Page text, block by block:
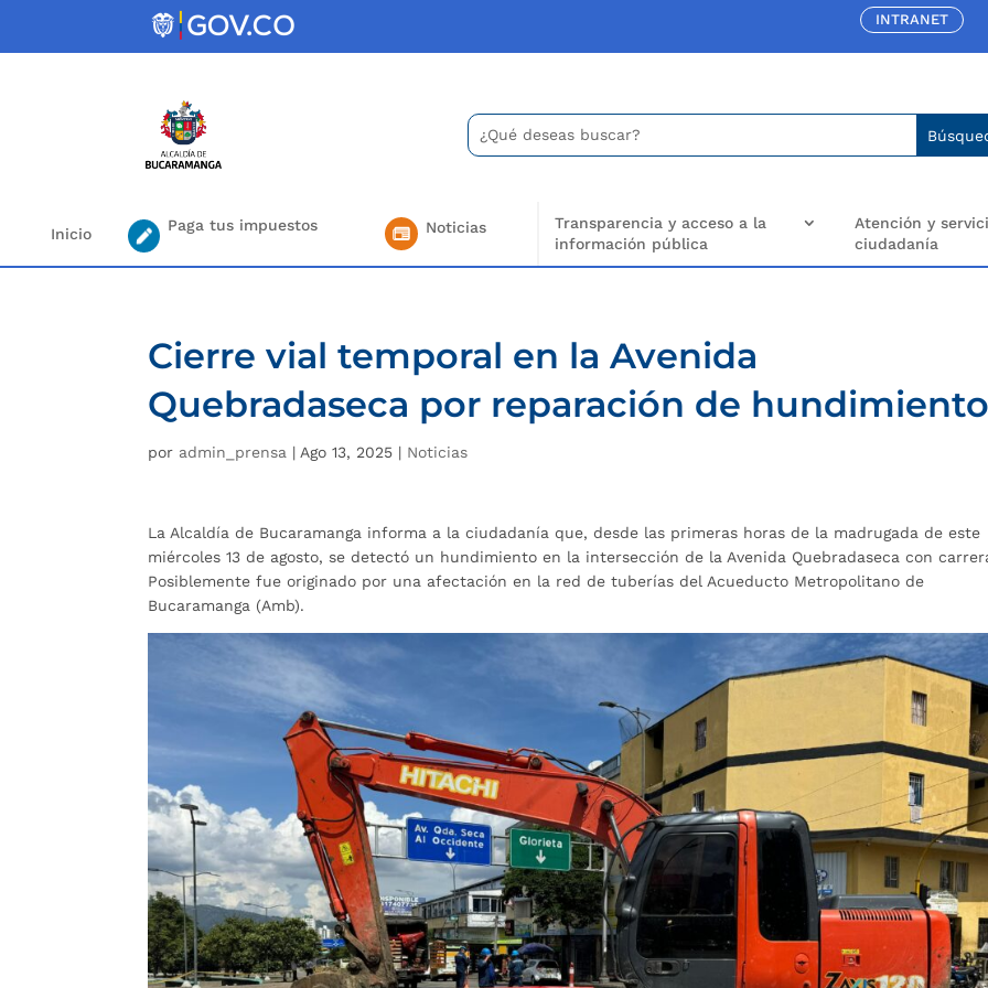
INTRANET
Buscar:
Search
for...
Inicio Paga tus impuestos Noticias
Transparencia y acceso a la
información pública
Atención y
ciudadanía
Cierre vial temporal en la Avenida
Quebradaseca por reparación de
por admin_prensa | Ago 13, 2025 | Noticias
La Alcaldía de Bucaramanga informa a la ciudadanía que, desde las primeras horas de la madrugada de este
miércoles 13 de agosto, se detectó un hundimiento en la intersección de la Avenida Quebradaseca con
Posiblemente fue originado por una afectación en la red de tuberías del Acueducto Metropolitano de
Bucaramanga (Amb).